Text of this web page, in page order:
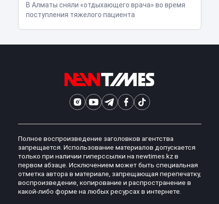
В Алматы сняли «отдыхающего врача» во время
поступления тяжелого пациента
Полное воспроизведение заголовков агентства
запрещается. Использование материалов допускается
только при наличии гиперссылки на newtimes.kz в
первом абзаце. Исключением может быть специальная
отметка автора в материале, запрещающая перепечатку,
воспроизведение, копирование и распространение в
какой-либо форме на любых ресурсах в интернете.